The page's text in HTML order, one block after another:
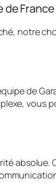
de France
notre
de
vous